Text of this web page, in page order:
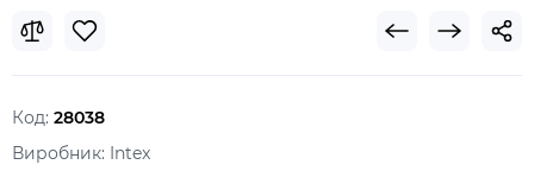
Код: 28038
Виробник: Intex